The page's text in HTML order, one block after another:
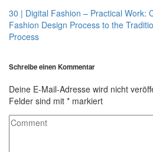
30 | Digital Fashion – Practical Work:
Fashion Design Process to the
Process
Schreibe einen Kommentar
Deine E-Mail-Adresse wird nicht
Felder sind mit * markiert